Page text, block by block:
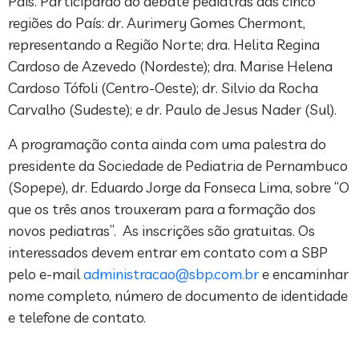
regiões do País: dr. Aurimery Gomes Chermont,
representando a Região Norte; dra. Helita Regina
Cardoso de Azevedo (Nordeste); dra. Marise Helena
Cardoso Tófoli (Centro-Oeste); dr. Silvio da Rocha
Carvalho (Sudeste); e dr. Paulo de Jesus Nader (Sul).
A programação conta ainda com uma palestra do
presidente da Sociedade de Pediatria de Pernambuco
(Sopepe), dr. Eduardo Jorge da Fonseca Lima, sobre “O
que os três anos trouxeram para a formação dos
novos pediatras”. As inscrições são gratuitas. Os
interessados devem entrar em contato com a SBP
pelo e-mailadministracao@sbp.com.bre encaminhar
nome completo, número de documento de identidade
e telefone de contato.